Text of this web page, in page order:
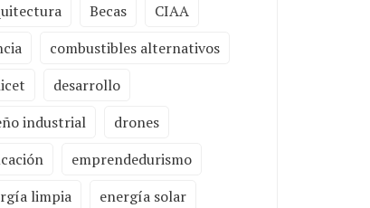
Becas
CIAA
combustibles alternativos
desarrollo
industrial
drones
emprendedurismo
limpia
energía solar